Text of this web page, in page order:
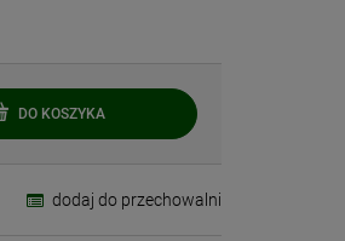
DO KOSZYKA
dodaj do przechowalni